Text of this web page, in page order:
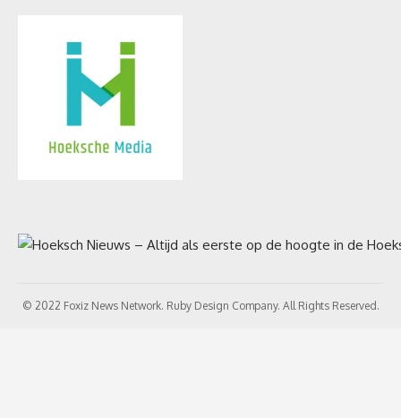
© 2022 Foxiz News Network. Ruby Design Company. All Rights Reserved.